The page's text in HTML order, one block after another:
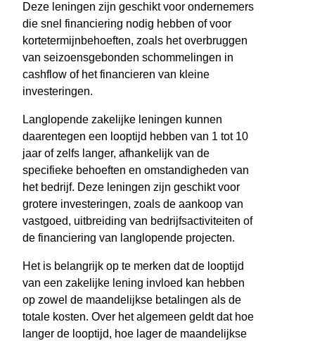
Deze leningen zijn geschikt voor ondernemers
die snel financiering nodig hebben of voor
kortetermijnbehoeften, zoals het overbruggen
van seizoensgebonden schommelingen in
cashflow of het financieren van kleine
investeringen.
Langlopende zakelijke leningen kunnen
daarentegen een looptijd hebben van 1 tot 10
jaar of zelfs langer, afhankelijk van de
specifieke behoeften en omstandigheden van
het bedrijf. Deze leningen zijn geschikt voor
grotere investeringen, zoals de aankoop van
vastgoed, uitbreiding van bedrijfsactiviteiten of
de financiering van langlopende projecten.
Het is belangrijk op te merken dat de looptijd
van een zakelijke lening invloed kan hebben
op zowel de maandelijkse betalingen als de
totale kosten. Over het algemeen geldt dat hoe
langer de looptijd, hoe lager de maandelijkse